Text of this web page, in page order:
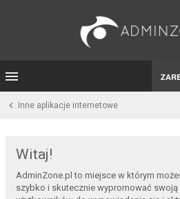
Inne aplikacje internetowe
Witaj!
AdminZone.pl to miejsce w którym
szybko i skutecznie wypromować swoją